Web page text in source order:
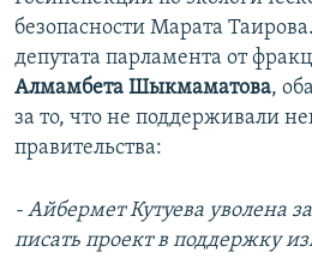
безопасности Марата
депутата парламента от
Алмамбета Шыкмаматова,
за то, что не поддерживали
правительства:
- Айбермет Кутуева уволена
писать проект в поддержку